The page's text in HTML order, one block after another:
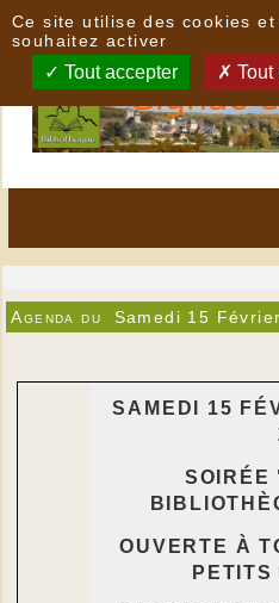
Agenda du Samedi 15
SAMEDI 15
SOIR É E
BIBLIOTH È
OUVERTE À
PETITS
Ce site utilise des cookies
souhaitez activer
Tout accepter Tout